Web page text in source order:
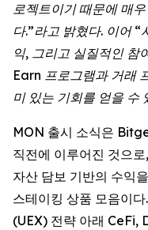
로젝트이기 때문에 매
다.”라고 밝혔다. 이어
익, 그리고 실질적인
Earn 프로그램과 거래
미 있는 기회를 얻을 수
MON 출시 소식은
직전에 이루어진 것으
자산 담보 기반의 수익
스테이킹 상품 모음이
(UEX) 전략 아래 CeFi,